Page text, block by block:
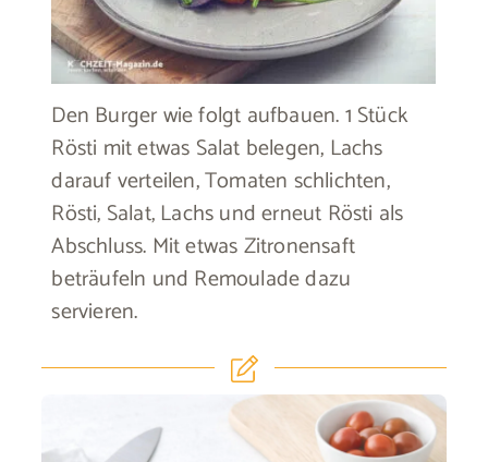
Den Burger wie folgt aufbauen. 1 Stück
Rösti mit etwas Salat belegen, Lachs
darauf verteilen, Tomaten schlichten,
Rösti, Salat, Lachs und erneut Rösti als
Abschluss. Mit etwas Zitronensaft
beträufeln und Remoulade dazu
servieren.